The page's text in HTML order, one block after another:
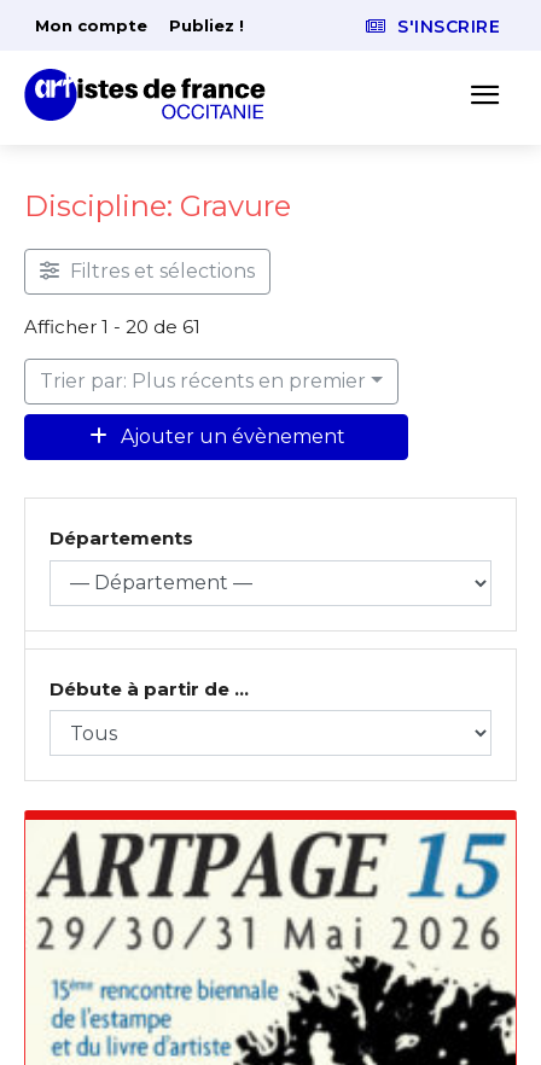
Mon compte Publiez ! S'INSCRIRE
Discipline: Gravure
Filtres et sélections
Afficher 1 - 20 de 61
Trier par: Plus récents en premier
Ajouter un évènement
Départements
Débute à partir de ...